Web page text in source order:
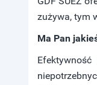
zużywa, tym
Ma Pan